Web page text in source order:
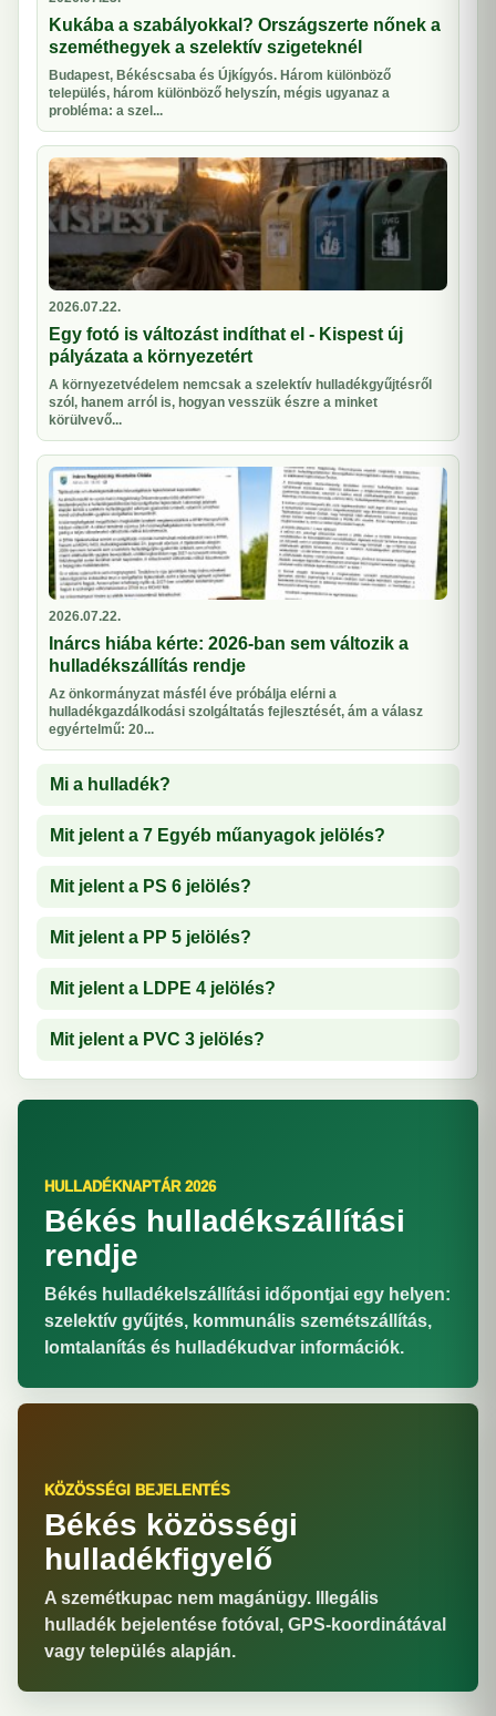
Kukába a szabályokkal? Országszerte nőnek a
szeméthegyek a szelektív szigeteknél
Budapest, Békéscsaba és Újkígyós. Három különböző
település, három különböző helyszín, mégis ugyanaz a
probléma: a szel...
2026.07.22.
Egy fotó is változást indíthat el - Kispest új
pályázata a környezetért
A környezetvédelem nemcsak a szelektív hulladékgyűjtésről
szól, hanem arról is, hogyan vesszük észre a minket
körülvevő...
2026.07.22.
Inárcs hiába kérte: 2026-ban sem változik a
hulladékszállítás rendje
Az önkormányzat másfél éve próbálja elérni a
hulladékgazdálkodási szolgáltatás fejlesztését, ám a válasz
egyértelmű: 20...
Mi a hulladék?
Mit jelent a 7 Egyéb műanyagok jelölés?
Mit jelent a PS 6 jelölés?
Mit jelent a PP 5 jelölés?
Mit jelent a LDPE 4 jelölés?
Mit jelent a PVC 3 jelölés?
HULLADÉKNAPTÁR 2026
Békés hulladékszállítási
rendje
Békés hulladékelszállítási időpontjai egy helyen:
szelektív gyűjtés, kommunális szemétszállítás,
lomtalanítás és hulladékudvar információk.
KÖZÖSSÉGI BEJELENTÉS
Békés közösségi
hulladékfigyelő
A szemétkupac nem magánügy. Illegális
hulladék bejelentése fotóval, GPS-koordinátával
vagy település alapján.